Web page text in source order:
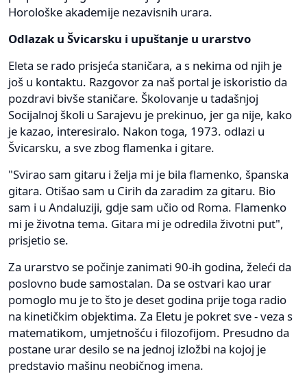
Horološke akademije nezavisnih urara.
Odlazak u Švicarsku i upuštanje u urarstvo
Eleta se rado prisjeća staničara, a s nekima od njih je
još u kontaktu. Razgovor za naš portal je iskoristio da
pozdravi bivše staničare. Školovanje u tadašnjoj
Socijalnoj školi u Sarajevu je prekinuo, jer ga nije, kako
je kazao, interesiralo. Nakon toga, 1973. odlazi u
Švicarsku, a sve zbog flamenka i gitare.
"Svirao sam gitaru i želja mi je bila flamenko, španska
gitara. Otišao sam u Cirih da zaradim za gitaru. Bio
sam i u Andaluziji, gdje sam učio od Roma. Flamenko
mi je životna tema. Gitara mi je odredila životni put",
prisjetio se.
Za urarstvo se počinje zanimati 90-ih godina, želeći da
poslovno bude samostalan. Da se ostvari kao urar
pomoglo mu je to što je deset godina prije toga radio
na kinetičkim objektima. Za Eletu je pokret sve - veza s
matematikom, umjetnošću i filozofijom. Presudno da
postane urar desilo se na jednoj izložbi na kojoj je
predstavio mašinu neobičnog imena.